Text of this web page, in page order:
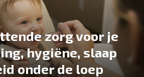
zorg voor je
hygiëne, slaap
onder de loep